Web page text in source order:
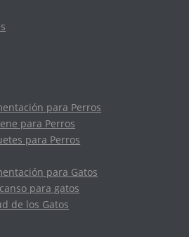
para Perros
para Perros
para Perros
para Gatos
para gatos
de los Gatos